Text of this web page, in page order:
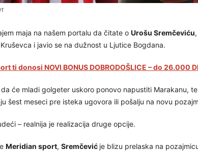
maja na našem portalu da čitate o Urošu Sremčeviću
i javio se na dužnost u Ljutice Bogdana.
ti donosi NOVI BONUS DOBRODOŠLICE – do 26.000
da će mladi golgeter uskoro ponovo napustiti Marakanu,
šest meseci pre isteka ugovora ili pošalju na novu
– realnija je realizacija druge opcije.
Meridian sport, Sremčević je blizu prelaska na